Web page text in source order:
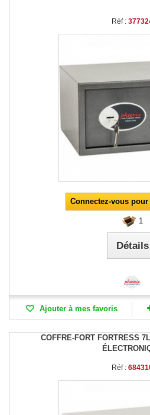
Réf :
Connectez-vous
1
Détails
Ajouter à mes favoris
COFFRE-FORT FORTRESS
Réf :